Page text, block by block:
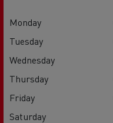
Monday
Tuesday
Wednesday
Thursday
Friday
Saturday